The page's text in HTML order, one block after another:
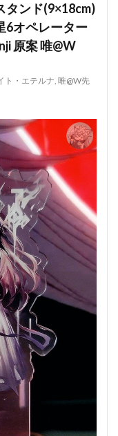
タンド(9×18cm)
6オペレーター
原案 唯@W
ト・エテルナ, 唯@W先